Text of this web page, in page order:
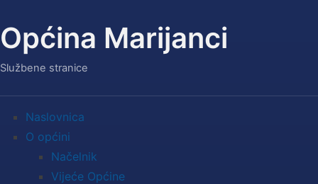
Općina Marijanci
Službene stranice
Naslovnica
O općini
Načelnik
Vijeće Općine